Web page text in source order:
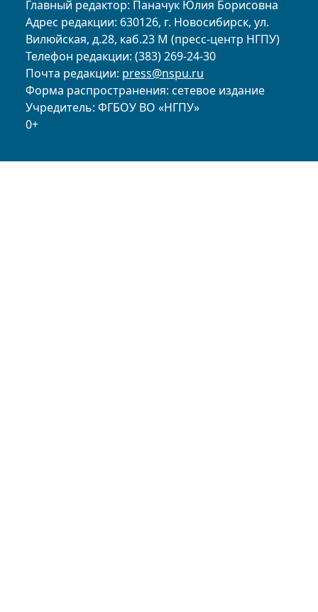
Главный редактор: Паначук Юлия Борисовна
Адрес редакции: 630126, г. Новосибирск, ул.
Вилюйская, д.28, каб.23 М (пресс-центр НГПУ)
Телефон редакции: (383) 269-24-30
Почта редакции: press@nspu.ru
Форма распространения: сетевое издание
Учредитель: ФГБОУ ВО «НГПУ»
0+